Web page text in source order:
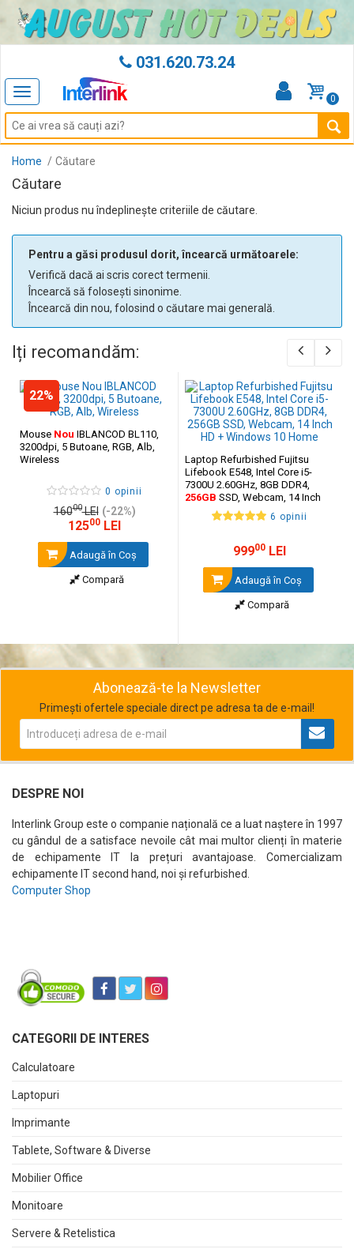
031.620.73.24
Toggle
navigation
0
Home Căutare
Căutare
Niciun produs nu îndeplineşte criteriile de căutare.
Pentru a găsi produsul dorit, încearcă următoarele:
Verifică dacă ai scris corect termenii.
Încearcă să folosești sinonime.
Încearcă din nou, folosind o căutare mai generală.
Iți recomandăm:
22%
Mouse Nou IBLANCOD BL110,
3200dpi, 5 Butoane, RGB, Alb,
Wireless
0 opinii
16000LEI (-22%)
12500 LEI
Adaugă în Coş
Compară
Laptop Refurbished Fujitsu
Lifebook E548, Intel Core i5-
7300U 2.60GHz, 8GB DDR4,
256GB SSD, Webcam, 14 Inch
HD + Windows 10 Home
6 opinii
99900 LEI
Adaugă în Coş
Compară
Abonează-te la Newsletter
Primești ofertele speciale direct pe adresa ta de e-mail!
DESPRE NOI
Interlink Group este o companie națională ce a luat naștere în 1997
cu gândul de a satisface nevoile cât mai multor clienți în materie
de echipamente IT la prețuri avantajoase. Comercializam
echipamente IT second hand, noi și refurbished.
Computer Shop
CATEGORII DE INTERES
Calculatoare
Laptopuri
Imprimante
Tablete, Software & Diverse
Mobilier Office
Monitoare
Servere & Retelistica